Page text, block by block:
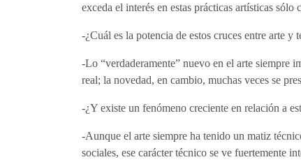
exceda el interés en estas prácticas artísticas
-¿Cuál es la potencia de estos cruces entre arte y
-Lo “verdaderamente” nuevo en el arte siempre
real; la novedad, en cambio, muchas veces se
-¿Y existe un fenómeno creciente en relación a
-Aunque el arte siempre ha tenido un matiz
sociales, ese carácter técnico se ve fuertemente